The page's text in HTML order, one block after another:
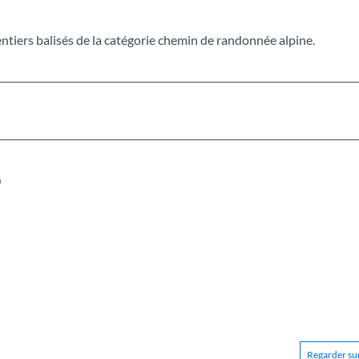
balisés de la catégorie chemin de randonnée alpine.
Regarder